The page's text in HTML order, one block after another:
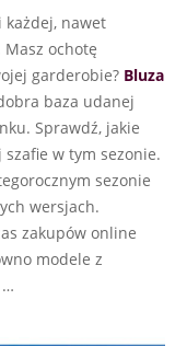
nawet
ochotę
garderobie? Bluza
baza udanej
Sprawdź, jakie
w tym sezonie.
sezonie
wersjach.
zakupów online
modele z
…